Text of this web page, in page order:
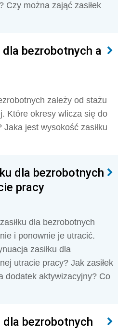
Czy można zająć zasiłek
dla bezrobotnych a
zależy od stażu
Które okresy wlicza się do
jest wysokość zasiłku
dla bezrobotnych
pracy
dla bezrobotnych
i ponownie je utracić.
zasiłku dla
utracie pracy? Jak zasiłek
dodatek aktywizacyjny? Co
dla bezrobotnych